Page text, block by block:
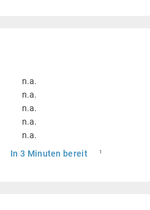
n.a.
n.a.
n.a.
n.a.
n.a.
In 3 Minuten bereit 1